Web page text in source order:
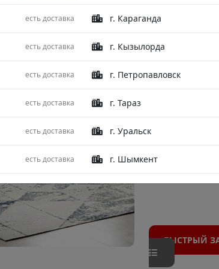
есть доставка г. Караганда
есть доставка г. Кызылорда
есть доставка г. Петропавловск
есть доставка г. Тараз
есть доставка г. Уральск
есть доставка г. Шымкент
Описание
Venezia для
цвета и
ковры в
атмосферой
для отдыха,
Вас
рельефная
Ковры
обновят и
БЫСТРЫЙ